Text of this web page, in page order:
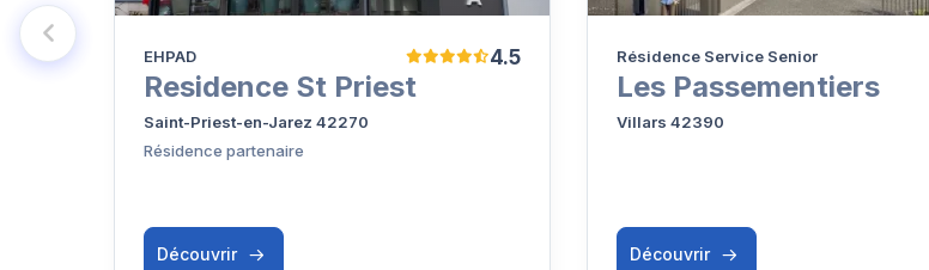
4.5
EHPAD
Residence St Priest
Saint-Priest-en-Jarez 42270
Résidence partenaire
Découvrir
Résidence Service Senior
Les Passementiers
Villars 42390
Découvrir